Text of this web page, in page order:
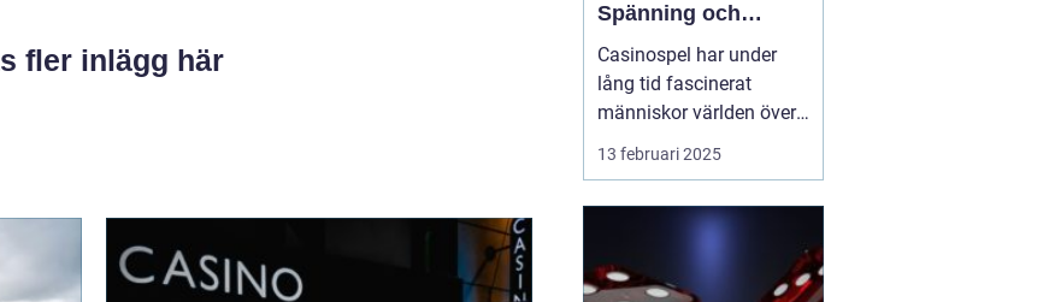
fler inlägg här
Spänning och
underhållning
Casinospel har under
lång tid fascinerat
människor världen över
med sin unika
och tur. Från de
traditionella spelhålorna
i Las Vegas till dagens
13 februari 2025